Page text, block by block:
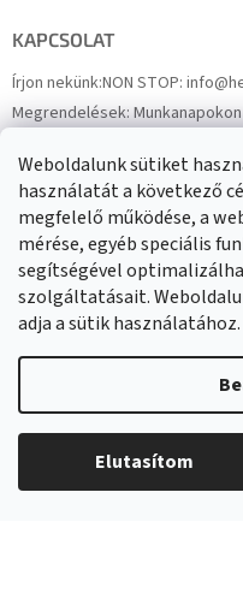
Weboldalunk sütiket
használatát a következő
megfelelő működése, a
mérése, egyéb speciális
segítségével
szolgáltatásait.
adja a sütik
Elutasítom
KAPCSOLAT
Írjon nekünk:NON STOP:
Megrendelések:
FacebookHeavenShop.sk
Eredményeink